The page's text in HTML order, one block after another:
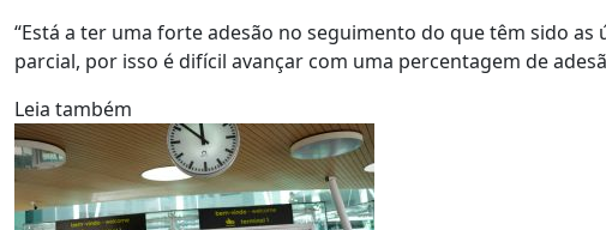
“Está a ter uma forte adesão no seguimento do que têm sido
parcial, por isso é difícil avançar com uma percentagem de
Leia também